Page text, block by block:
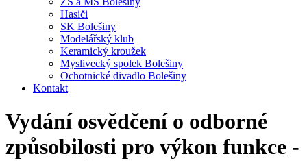
Hasiči
SK Bolešiny
Modelářský klub
Keramický kroužek
Myslivecký spolek Bolešiny
Ochotnické divadlo Bolešiny
Kontakt
Vydání osvědčení o odborné
způsobilosti pro výkon funkce -